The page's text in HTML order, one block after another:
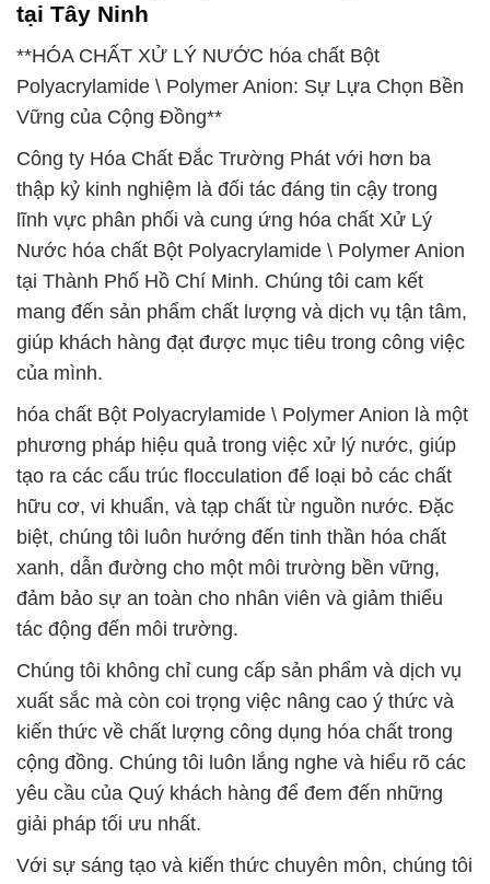
tại Tây Ninh
**HÓA CHẤT XỬ LÝ NƯỚC hóa chất Bột
Polyacrylamide \ Polymer Anion: Sự Lựa Chọn Bền
Vững của Cộng Đồng**
Công ty Hóa Chất Đắc Trường Phát với hơn ba
thập kỷ kinh nghiệm là đối tác đáng tin cậy trong
lĩnh vực phân phối và cung ứng hóa chất Xử Lý
Nước hóa chất Bột Polyacrylamide \ Polymer Anion
tại Thành Phố Hồ Chí Minh. Chúng tôi cam kết
mang đến sản phẩm chất lượng và dịch vụ tận tâm,
giúp khách hàng đạt được mục tiêu trong công việc
của mình.
hóa chất Bột Polyacrylamide \ Polymer Anion là một
phương pháp hiệu quả trong việc xử lý nước, giúp
tạo ra các cấu trúc flocculation để loại bỏ các chất
hữu cơ, vi khuẩn, và tạp chất từ nguồn nước. Đặc
biệt, chúng tôi luôn hướng đến tinh thần hóa chất
xanh, dẫn đường cho một môi trường bền vững,
đảm bảo sự an toàn cho nhân viên và giảm thiểu
tác động đến môi trường.
Chúng tôi không chỉ cung cấp sản phẩm và dịch vụ
xuất sắc mà còn coi trọng việc nâng cao ý thức và
kiến thức về chất lượng công dụng hóa chất trong
cộng đồng. Chúng tôi luôn lắng nghe và hiểu rõ các
yêu cầu của Quý khách hàng để đem đến những
giải pháp tối ưu nhất.
Với sự sáng tạo và kiến thức chuyên môn, chúng tôi